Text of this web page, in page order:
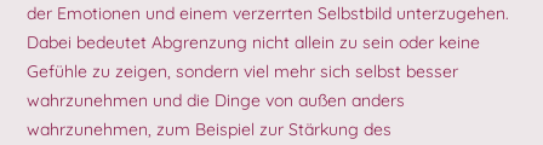
der Emotionen und einem verzerrten Selbstbild unterzugehen.
Dabei bedeutet Abgrenzung nicht allein zu sein oder keine
Gefühle zu zeigen, sondern viel mehr sich selbst besser
wahrzunehmen und die Dinge von außen anders
wahrzunehmen, zum Beispiel zur Stärkung des